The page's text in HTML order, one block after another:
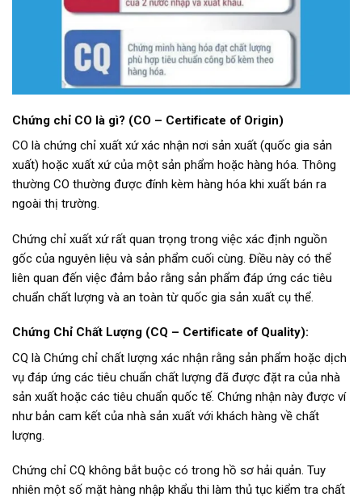
Chứng chỉ CO là gì? (CO – Certificate of Origin)
CO là chứng chỉ xuất xứ xác nhận nơi sản xuất (quốc gia sản
xuất) hoặc xuất xứ của một sản phẩm hoặc hàng hóa. Thông
thường CO thường được đính kèm hàng hóa khi xuất bán ra
ngoài thị trường.
Chứng chỉ xuất xứ rất quan trọng trong việc xác định nguồn
gốc của nguyên liệu và sản phẩm cuối cùng. Điều này có thể
liên quan đến việc đảm bảo rằng sản phẩm đáp ứng các tiêu
chuẩn chất lượng và an toàn từ quốc gia sản xuất cụ thể.
Chứng Chỉ Chất Lượng (CQ – Certificate of Quality):
CQ là Chứng chỉ chất lượng xác nhận rằng sản phẩm hoặc dịch
vụ đáp ứng các tiêu chuẩn chất lượng đã được đặt ra của nhà
sản xuất hoặc các tiêu chuẩn quốc tế. Chứng nhận này được ví
như bản cam kết của nhà sản xuất với khách hàng về chất
lượng.
Chứng chỉ CQ không bắt buộc có trong hồ sơ hải quản. Tuy
nhiên một số mặt hàng nhập khẩu thi làm thủ tục kiểm tra chất